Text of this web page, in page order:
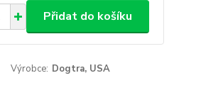
Přidat do košíku
Výrobce: Dogtra, USA